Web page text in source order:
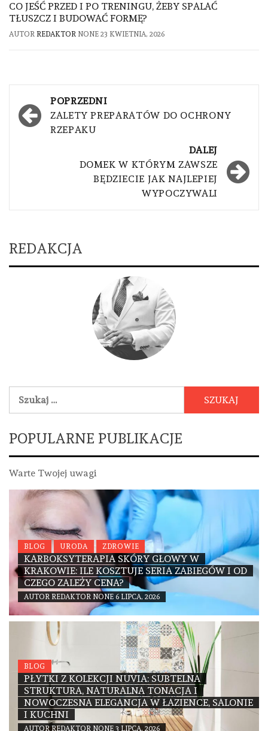
CO JEŚĆ PRZED I PO TRENINGU, ŻEBY SPALAĆ
TŁUSZCZ I BUDOWAĆ FORMĘ?
AUTOR REDAKTOR NONE 23 KWIETNIA, 2026
Nawigacja
wpisu
POPRZEDNI
ZALETY PREPARATÓW DO OCHRONY
RZEPAKU
DALEJ
DOMEK W KTÓRYM ZAWSZE
BĘDZIECIE JAK NAJLEPIEJ
WYPOCZYWALI
REDAKCJA
Szukaj:
POPULARNE PUBLIKACJE
Warte Twojej uwagi
BLOG URODA ZDROWIE
KARBOKSYTERAPIA SKÓRY GŁOWY W
KRAKOWIE: ILE KOSZTUJE SERIA ZABIEGÓW I OD
CZEGO ZALEŻY CENA?
AUTOR REDAKTOR NONE 6 LIPCA, 2026
BLOG
PŁYTKI Z KOLEKCJI NUVIA: SUBTELNA
STRUKTURA, NATURALNA TONACJA I
NOWOCZESNA ELEGANCJA W ŁAZIENCE, SALONIE
I KUCHNI
AUTOR REDAKTOR NONE 3 LIPCA, 2026